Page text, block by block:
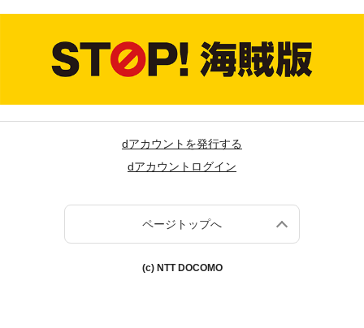
dアカウントを発行する
dアカウントログイン
ページトップへ
(c) NTT DOCOMO